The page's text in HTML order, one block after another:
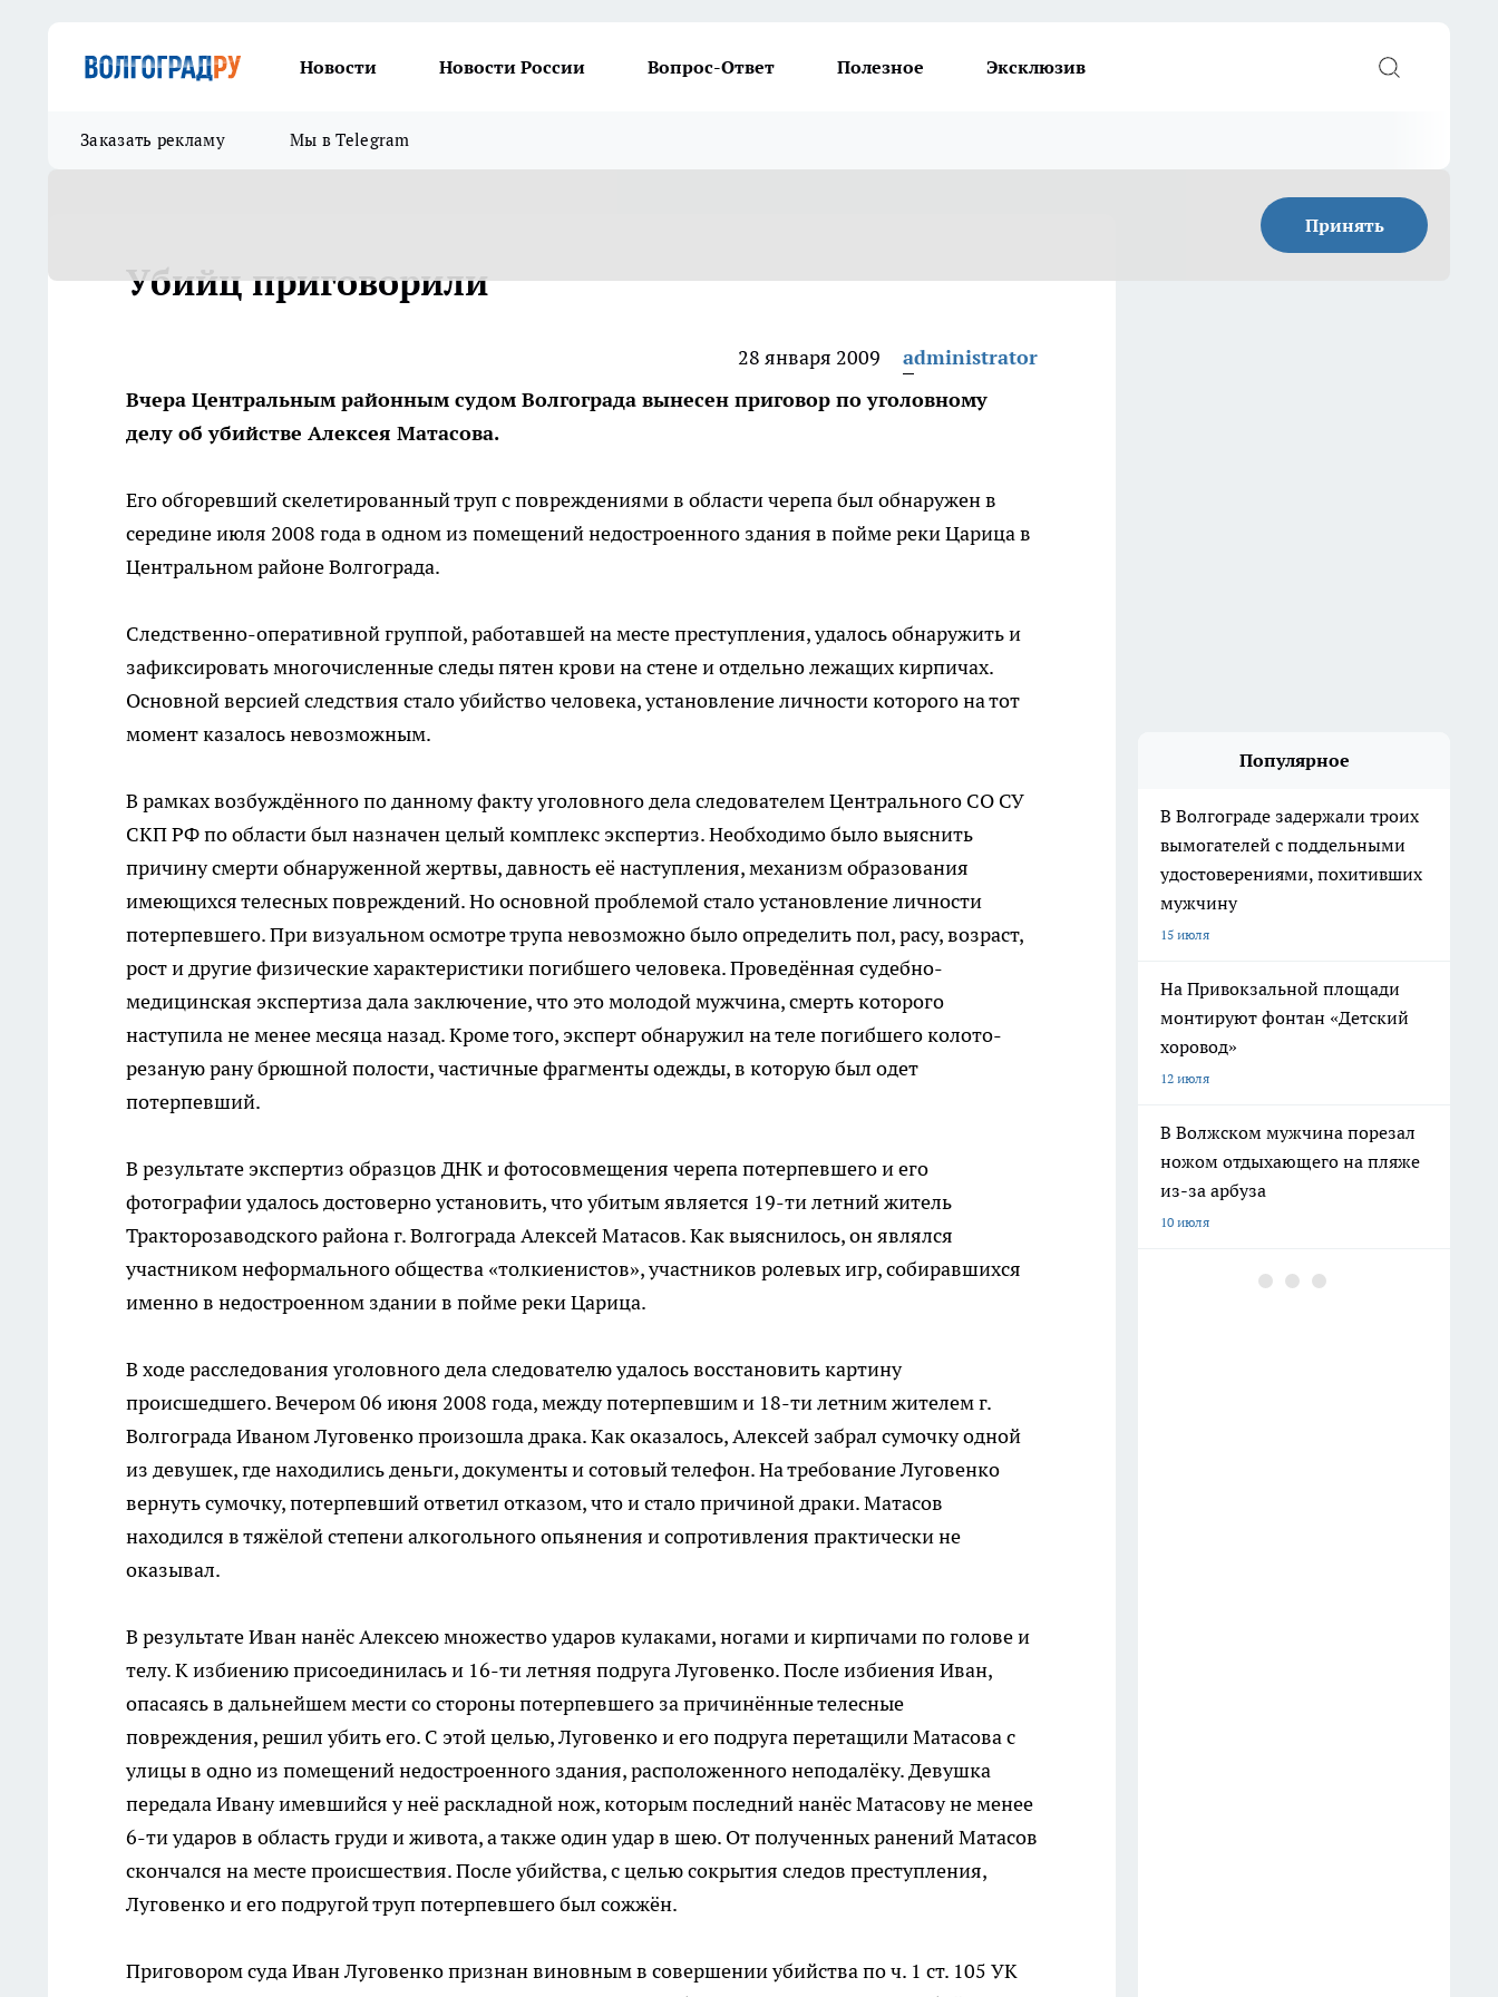
Новости Новости России Вопрос-Ответ Полезное Эксклюзив
Заказать рекламу Мы в Telegram
Принять
Убийц приговорили
28 января 2009
administrator
Вчера Центральным районным судом Волгограда вынесен приговор по уголовному
делу об убийстве Алексея Матасова.
Его обгоревший скелетированный труп с повреждениями в области черепа был обнаружен в
середине июля 2008 года в одном из помещений недостроенного здания в пойме реки Царица в
Центральном районе Волгограда.
Следственно-оперативной группой, работавшей на месте преступления, удалось обнаружить и
зафиксировать многочисленные следы пятен крови на стене и отдельно лежащих кирпичах.
Основной версией следствия стало убийство человека, установление личности которого на тот
момент казалось невозможным.
В рамках возбуждённого по данному факту уголовного дела следователем Центрального СО СУ
СКП РФ по области был назначен целый комплекс экспертиз. Необходимо было выяснить
причину смерти обнаруженной жертвы, давность её наступления, механизм образования
имеющихся телесных повреждений. Но основной проблемой стало установление личности
потерпевшего. При визуальном осмотре трупа невозможно было определить пол, расу, возраст,
рост и другие физические характеристики погибшего человека. Проведённая судебно-
медицинская экспертиза дала заключение, что это молодой мужчина, смерть которого
наступила не менее месяца назад. Кроме того, эксперт обнаружил на теле погибшего колото-
резаную рану брюшной полости, частичные фрагменты одежды, в которую был одет
потерпевший.
В результате экспертиз образцов ДНК и фотосовмещения черепа потерпевшего и его
фотографии удалось достоверно установить, что убитым является 19-ти летний житель
Тракторозаводского района г. Волгограда Алексей Матасов. Как выяснилось, он являлся
участником неформального общества «толкиенистов», участников ролевых игр, собиравшихся
именно в недостроенном здании в пойме реки Царица.
В ходе расследования уголовного дела следователю удалось восстановить картину
происшедшего. Вечером 06 июня 2008 года, между потерпевшим и 18-ти летним жителем г.
Волгограда Иваном Луговенко произошла драка. Как оказалось, Алексей забрал сумочку одной
из девушек, где находились деньги, документы и сотовый телефон. На требование Луговенко
вернуть сумочку, потерпевший ответил отказом, что и стало причиной драки. Матасов
находился в тяжёлой степени алкогольного опьянения и сопротивления практически не
оказывал.
В результате Иван нанёс Алексею множество ударов кулаками, ногами и кирпичами по голове и
телу. К избиению присоединилась и 16-ти летняя подруга Луговенко. После избиения Иван,
опасаясь в дальнейшем мести со стороны потерпевшего за причинённые телесные
повреждения, решил убить его. С этой целью, Луговенко и его подруга перетащили Матасова с
улицы в одно из помещений недостроенного здания, расположенного неподалёку. Девушка
передала Ивану имевшийся у неё раскладной нож, которым последний нанёс Матасову не менее
6-ти ударов в область груди и живота, а также один удар в шею. От полученных ранений Матасов
скончался на месте происшествия. После убийства, с целью сокрытия следов преступления,
Луговенко и его подругой труп потерпевшего был сожжён.
Приговором суда Иван Луговенко признан виновным в совершении убийства по ч. 1 ст. 105 УК
Популярное
В Волгограде задержали троих
вымогателей с поддельными
удостоверениями, похитивших
мужчину
15 июля
На Привокзальной площади
монтируют фонтан «Детский
хоровод»
12 июля
В Волжском мужчина порезал
ножом отдыхающего на пляже
из-за арбуза
10 июля
В Волгограде пенсионер напал